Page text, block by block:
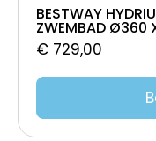
700x300x150
700 X 350 X
700 x 350 x
700 x 350 x
700 x 350 x
BESTWAY
ZWEMBAD Ø360
€ 729,00